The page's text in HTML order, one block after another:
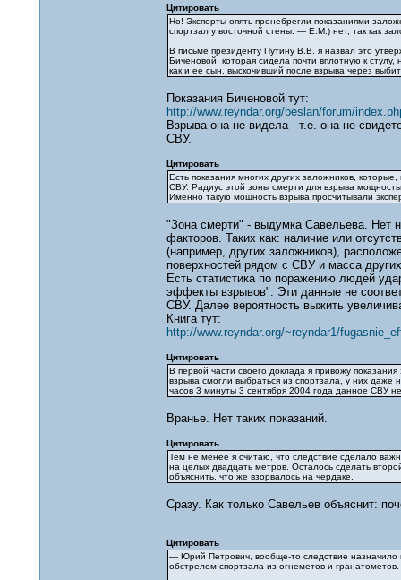
Цитировать
Но! Эксперты опять пренебрегли показаниями
спортзал у восточной стены. — Е.М.) нет, так как
В письме президенту Путину В.В. я назвал это
Биченовой, которая сидела почти вплотную к
как и ее сын, выскочивший после взрыва через
Показания Биченовой тут:
http://www.reyndar.org/beslan/forum/
Взрыва она не видела - т.е. она не
СВУ.
Цитировать
Есть показания многих других заложников,
СВУ. Радиус этой зоны смерти для взрыва
Именно такую мощность взрыва просчитывали
"Зона смерти" - выдумка Савельева. Нет
факторов. Таких как: наличие или
(например, других заложников),
поверхностей рядом с СВУ и масса
Есть статистика по поражению людей
эффекты взрывов". Эти данные не
СВУ. Далее вероятность выжить
Книга тут:
http://www.reyndar.org/~reyndar1/
Цитировать
В первой части своего доклада я привожу
взрыва смогли выбраться из спортзала, у них даже
часов 3 минуты 3 сентября 2004 года данное СВУ
Вранье. Нет таких показаний.
Цитировать
Тем не менее я считаю, что следствие сделало
на целых двадцать метров. Осталось сделать
объяснить, что же взорвалось на чердаке.
Сразу. Как только Савельев объяснит:
Цитировать
— Юрий Петрович, вообще-то следствие назначило
обстрелом спортзала из огнеметов и